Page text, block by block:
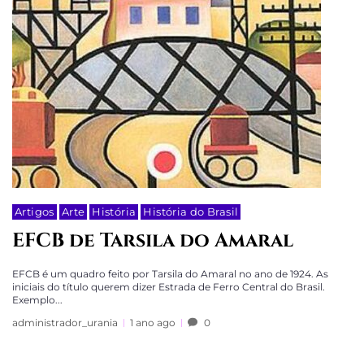
Artigos Arte História História do Brasil
EFCB de Tarsila do Amaral
EFCB é um quadro feito por Tarsila do Amaral no ano de 1924. As
iniciais do título querem dizer Estrada de Ferro Central do Brasil.
Exemplo...
administrador_urania
1 ano ago 0